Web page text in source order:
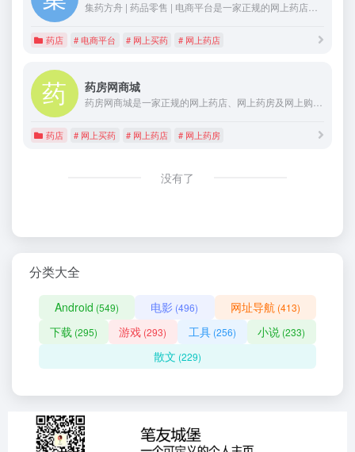
药店 # 电商平台 # 网上买药 # 网上药店
药房网商城
药店 # 网上买药 # 网上药店 # 网上药房
没有了
分类大全
Android (549) 电影 (496) 网址导航 (413)
下载 (295) 游戏 (293) 工具(256) 小说 (233)
散文 (229)